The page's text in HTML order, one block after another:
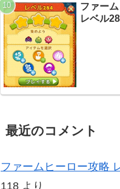
ファー
レベル
最近のコメント
ファームヒーロー攻略
118 より